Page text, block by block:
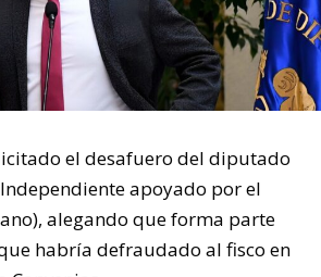
el desafuero del diputado
apoyado por el
alegando que forma parte
habría defraudado al fisco en